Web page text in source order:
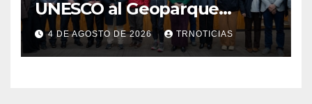
UNESCO al Geoparque
Aspirante Pillanmapu en el
Maule
4 DE AGOSTO DE 2026 TRNOTICIAS